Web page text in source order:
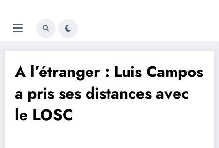
au
contenu
Trivela
L'actualité du football
A l’étranger : Luis Campos
a pris ses distances avec
le LOSC